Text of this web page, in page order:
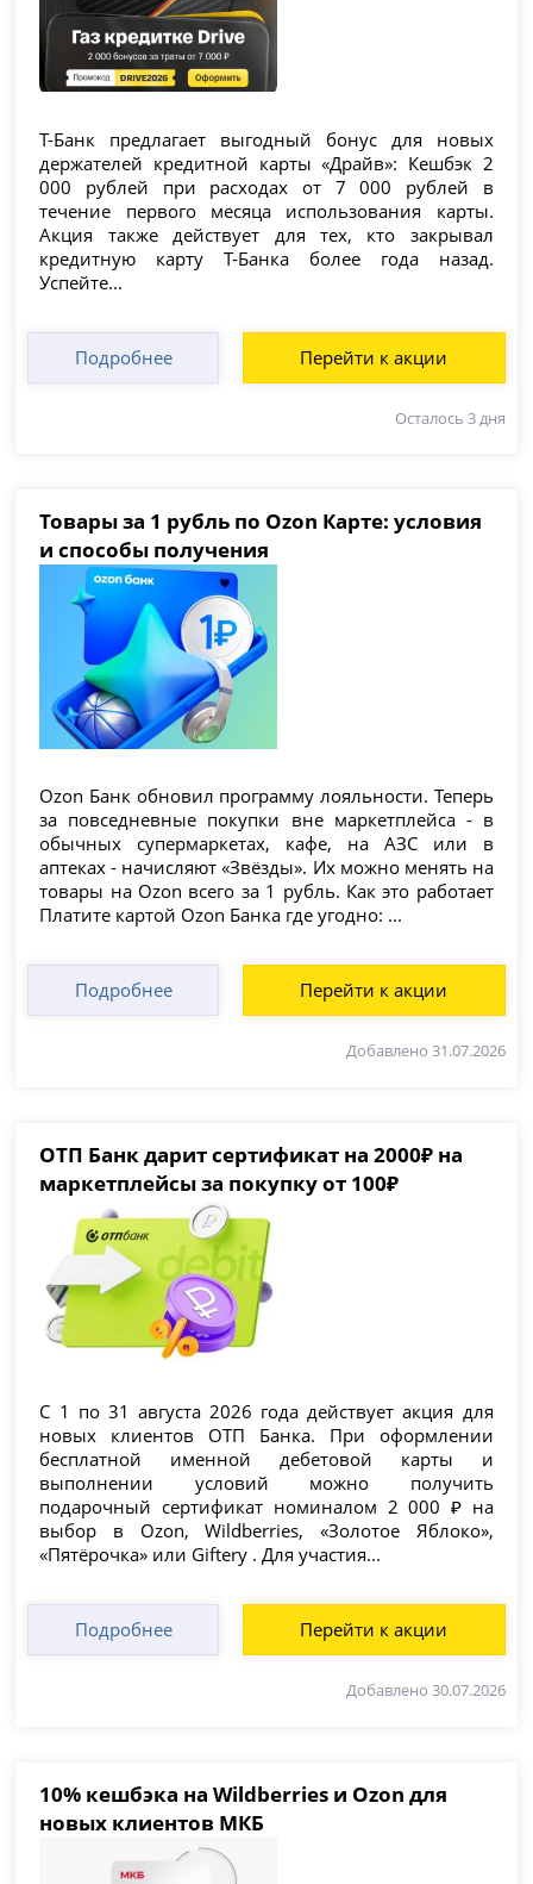
Т-Банк предлагает выгодный бонус для новых
держателей кредитной карты «Драйв»: Кешбэк 2
000 рублей при расходах от 7 000 рублей в
течение первого месяца использования карты.
Акция также действует для тех, кто закрывал
кредитную карту Т-Банка более года назад.
Успейте...
Подробнее Перейти к акции
Осталось 3 дня
Товары за 1 рубль по Ozon Карте: условия
и способы получения
Ozon Банк обновил программу лояльности. Теперь
за повседневные покупки вне маркетплейса - в
обычных супермаркетах, кафе, на АЗС или в
аптеках - начисляют «Звёзды». Их можно менять на
товары на Ozon всего за 1 рубль. Как это работает
Платите картой Ozon Банка где угодно: ...
Подробнее Перейти к акции
Добавлено 31.07.2026
ОТП Банк дарит сертификат на 2000₽ на
маркетплейсы за покупку от 100₽
С 1 по 31 августа 2026 года действует акция для
новых клиентов ОТП Банка. При оформлении
бесплатной именной дебетовой карты и
выполнении условий можно получить
подарочный сертификат номиналом 2 000 ₽ на
выбор в Ozon, Wildberries, «Золотое Яблоко»,
«Пятёрочка» или Giftery . Для участия...
Подробнее Перейти к акции
Добавлено 30.07.2026
10% кешбэка на Wildberries и Ozon для
новых клиентов МКБ